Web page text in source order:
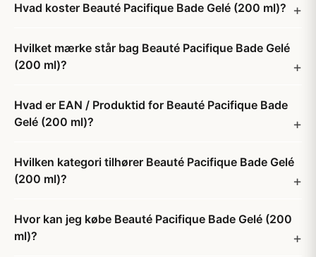
Hvad koster Beauté Pacifique Bade Gelé (200 ml)?
Hvilket mærke står bag Beauté Pacifique Bade Gelé
(200 ml)?
Hvad er EAN / Produktid for Beauté Pacifique Bade
Gelé (200 ml)?
Hvilken kategori tilhører Beauté Pacifique Bade Gelé
(200 ml)?
Hvor kan jeg købe Beauté Pacifique Bade Gelé (200
ml)?